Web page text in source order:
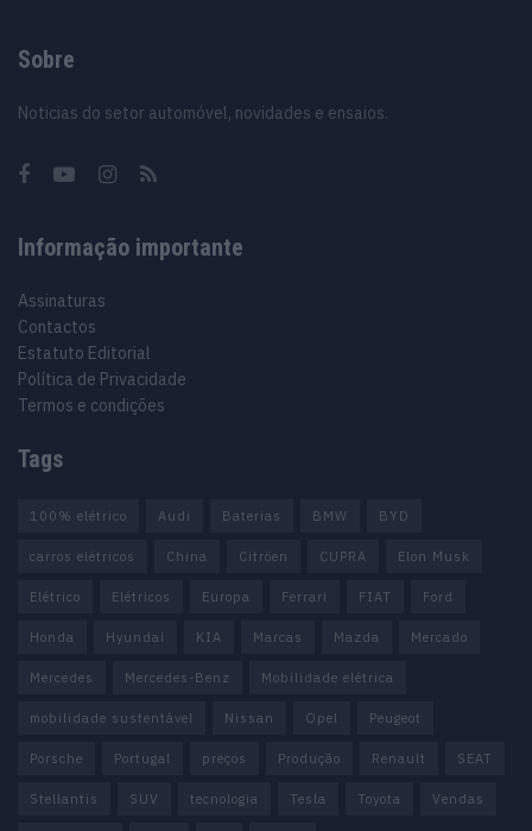
Sobre
Noticias do setor automóvel, novidades e ensaios.
Informação importante
Assinaturas
Contactos
Estatuto Editorial
Política de Privacidade
Termos e condições
Tags
100% elétrico Audi Baterias BMW BYD
carros elétricos China Citröen CUPRA Elon Musk
Elétrico Elétricos Europa Ferrari FIAT Ford
Honda Hyundai KIA Marcas Mazda Mercado
Mercedes Mercedes-Benz Mobilidade elétrica
mobilidade sustentável Nissan Opel Peugeot
Porsche Portugal preços Produção Renault SEAT
Stellantis SUV tecnologia Tesla Toyota Vendas